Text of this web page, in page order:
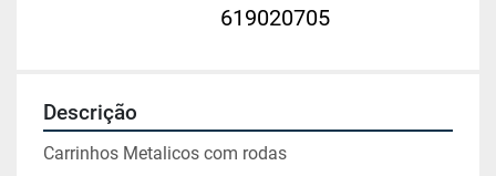
619020705
Descrição
Carrinhos Metalicos com rodas